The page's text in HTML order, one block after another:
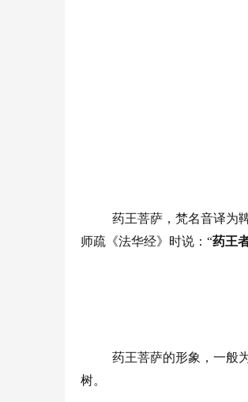
药王菩萨，梵名音译为
师疏《法华经》时说： “药王
药王菩萨的形象，一般
树。